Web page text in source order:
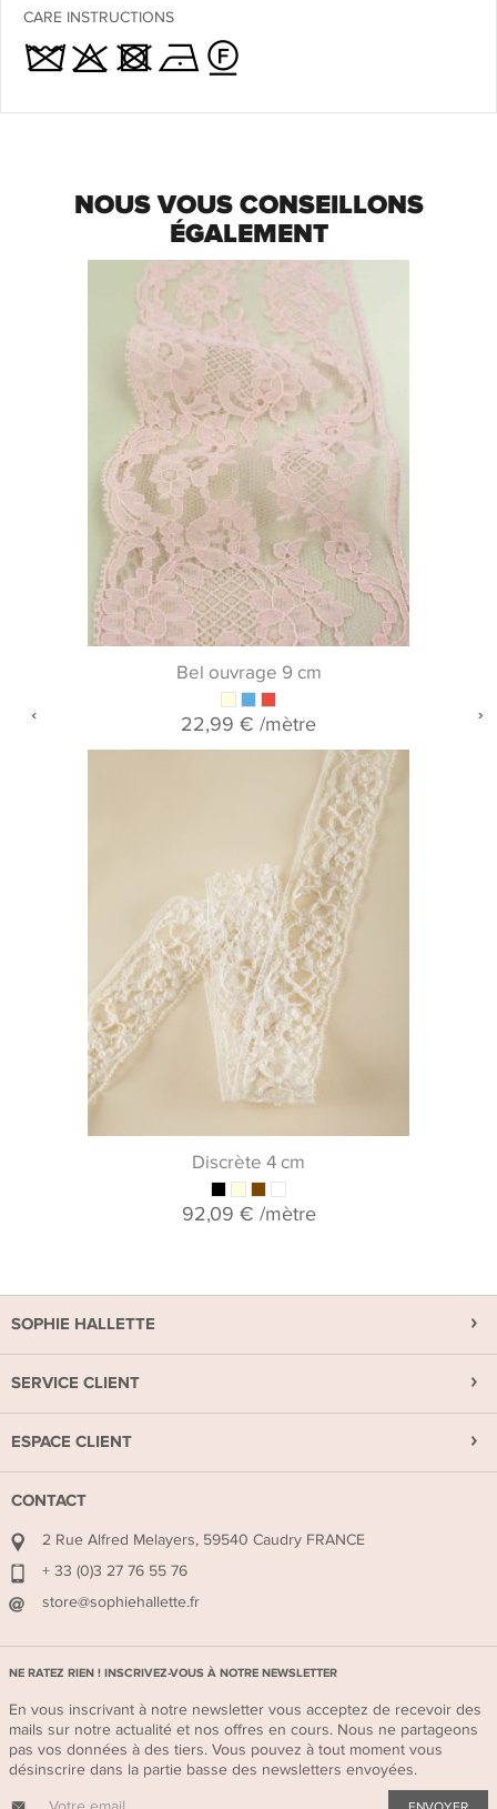
CARE INSTRUCTIONS
NOUS VOUS CONSEILLONS
ÉGALEMENT
Bel ouvrage 9 cm
22,99 € /mètre
Discrète 4 cm
92,09 € /mètre
SOPHIE HALLETTE
SERVICE CLIENT
ESPACE CLIENT
CONTACT
2 Rue Alfred Melayers, 59540 Caudry FRANCE
+ 33 (0)3 27 76 55 76
store@sophiehallette.fr
NE RATEZ RIEN ! INSCRIVEZ-VOUS À NOTRE NEWSLETTER
En vous inscrivant à notre newsletter vous acceptez de recevoir des
mails sur notre actualité et nos offres en cours. Nous ne partageons
pas vos données à des tiers. Vous pouvez à tout moment vous
désinscrire dans la partie basse des newsletters envoyées.